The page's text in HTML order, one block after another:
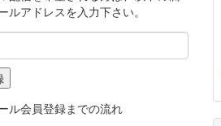
ルアドレスを入力下さい。
ル会員登録までの流れ